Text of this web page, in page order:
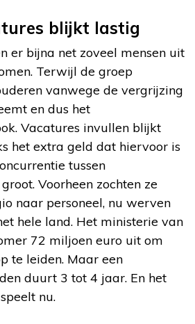
blijkt lastig
er bijna net zoveel mensen uit
Terwijl de groep
vanwege de vergrijzing
en dus het
Vacatures invullen blijkt
het extra geld dat hiervoor is
tussen
Voorheen zochten ze
naar personeel, nu werven
hele land. Het ministerie van
72 miljoen euro uit om
te leiden. Maar een
duurt 3 tot 4 jaar. En het
nu.